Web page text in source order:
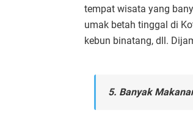
tempat wisata yang
umak betah tinggal di
kebun binatang, dll.
5. Banyak